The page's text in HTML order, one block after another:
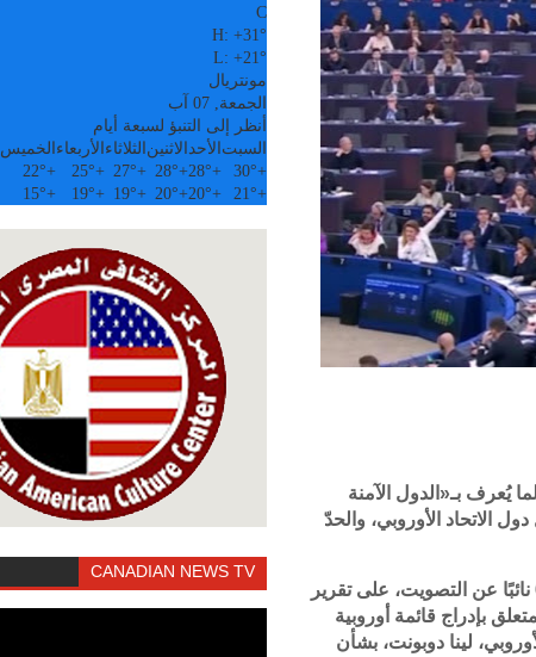
يُعرف بـ«الدول الآمنة
الاتحاد الأوروبي، والحدّ
وجاءت الموافقة بأغلبية 408 أصوات مؤيدة، مقابل 184 معارضًا، وامتناع 60 نائبًا عن التصويت، على تقرير
بإدراج قائمة أوروبية
لينا دوبونت، بشأن
C
H: +31°
L: +21°
مونتريال
الجمعة, 07 آب
أنظر إلى التنبؤ لسبعة أيام
السبت الأحد الاثنين الثلاثاء الأربعاء الخميس
+
30°
+
28°
+
28°
+
27°
+
25°
+
22°
+
21°
+
20°
+
20°
+
19°
+
19°
+
15°
CANADIAN NEWS TV